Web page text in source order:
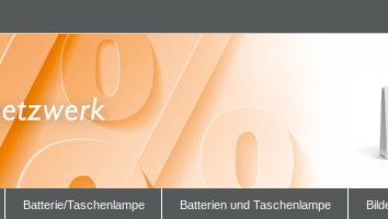
Batterie/Taschenlampe Batterien und Taschenlampe